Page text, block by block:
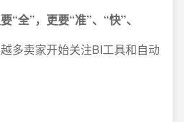
“全”，更要“准”、“快”、
多卖家开始关注BI工具和自动